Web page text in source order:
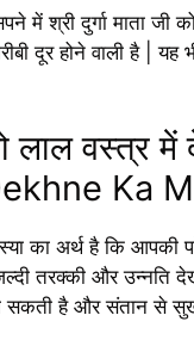
में श्री दुर्गा माता
दूर होने वाली है |
लाल
Ka
का अर्थ है कि
तरक्की और उन्नति
सकती है और संतान से